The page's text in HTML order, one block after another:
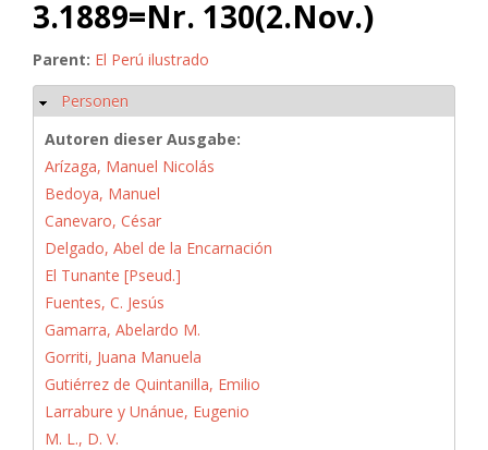
3.1889=Nr. 130(2.Nov.)
Parent: El Perú ilustrado
Hide
Personen
Autoren dieser Ausgabe:
Arízaga, Manuel Nicolás
Bedoya, Manuel
Canevaro, César
Delgado, Abel de la Encarnación
El Tunante [Pseud.]
Fuentes, C. Jesús
Gamarra, Abelardo M.
Gorriti, Juana Manuela
Gutiérrez de Quintanilla, Emilio
Larrabure y Unánue, Eugenio
M. L., D. V.